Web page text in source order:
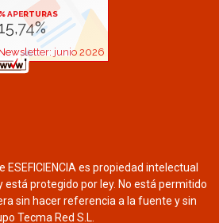
es propiedad intelectual
está protegido por ley. No está permitido
sin hacer referencia a la fuente y sin
Tecma Red S.L.